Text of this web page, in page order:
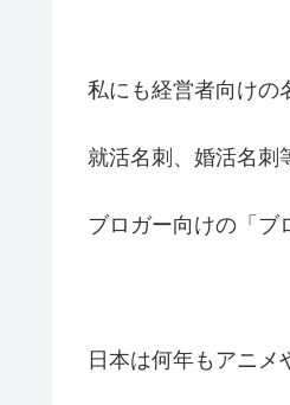
私にも経営者向けの
就活名刺、婚活名刺
ブロガー向けの「ブ
日本は何年もアニメ